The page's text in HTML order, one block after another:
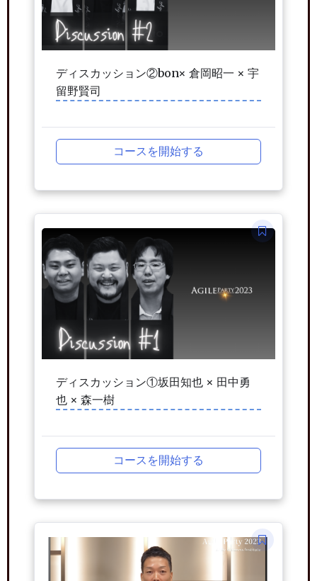
ディスカッション②bon× 倉岡昭一 × 宇
留野賢司
コースを開始する
ディスカッション①坂田知也 × 田中勇
也 × 森一樹
コースを開始する